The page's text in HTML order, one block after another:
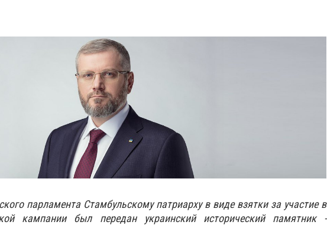
парламента Стамбульскому патриарху в виде взятки за участие в
кампании был передан украинский исторический памятник -